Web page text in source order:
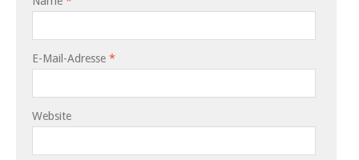
E-Mail-Adresse *
Website